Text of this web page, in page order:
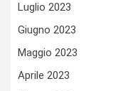
Luglio 2023
Giugno 2023
Maggio 2023
Aprile 2023